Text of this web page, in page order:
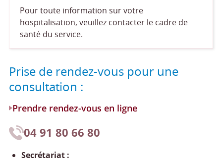
Pour toute information sur votre
hospitalisation, veuillez contacter le cadre de
santé du service.
Prise de rendez-vous pour une
consultation :
Prendre rendez-vous en ligne
04 91 80 66 80
Secrétariat :